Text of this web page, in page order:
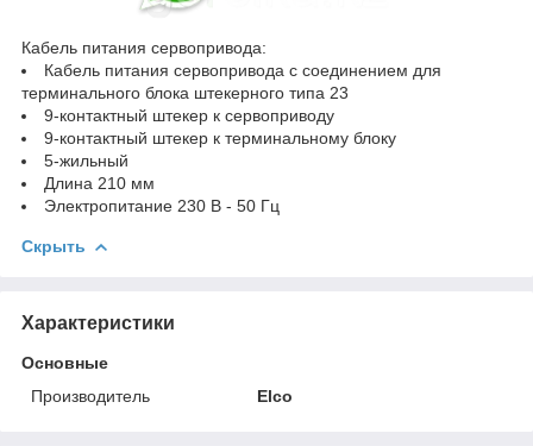
Кабель питания сервопривода:
Кабель питания сервопривода с соединением для
терминального блока штекерного типа 23
9-контактный штекер к сервоприводу
9-контактный штекер к терминальному блоку
5-жильный
Длина 210 мм
Электропитание 230 В - 50 Гц
Скрыть
Характеристики
Основные
Производитель
Elco